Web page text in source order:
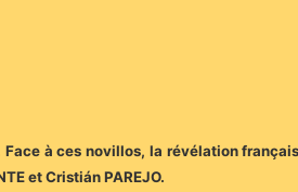
Face à ces novillos, la révélation
et Cristián PAREJO.